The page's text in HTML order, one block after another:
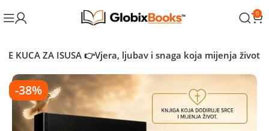
0
KUCA ZA ISUSA 👉Vjera, ljubav i snaga koja mijenja život
-38%